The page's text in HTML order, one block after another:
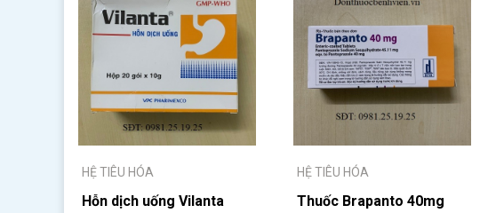
HỆ TIÊU HÓA
Hỗn dịch uống Vilanta
HỆ TIÊU HÓA
Thuốc Brapanto 40mg